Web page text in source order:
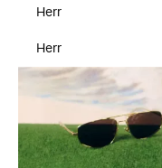
Herr
Herr